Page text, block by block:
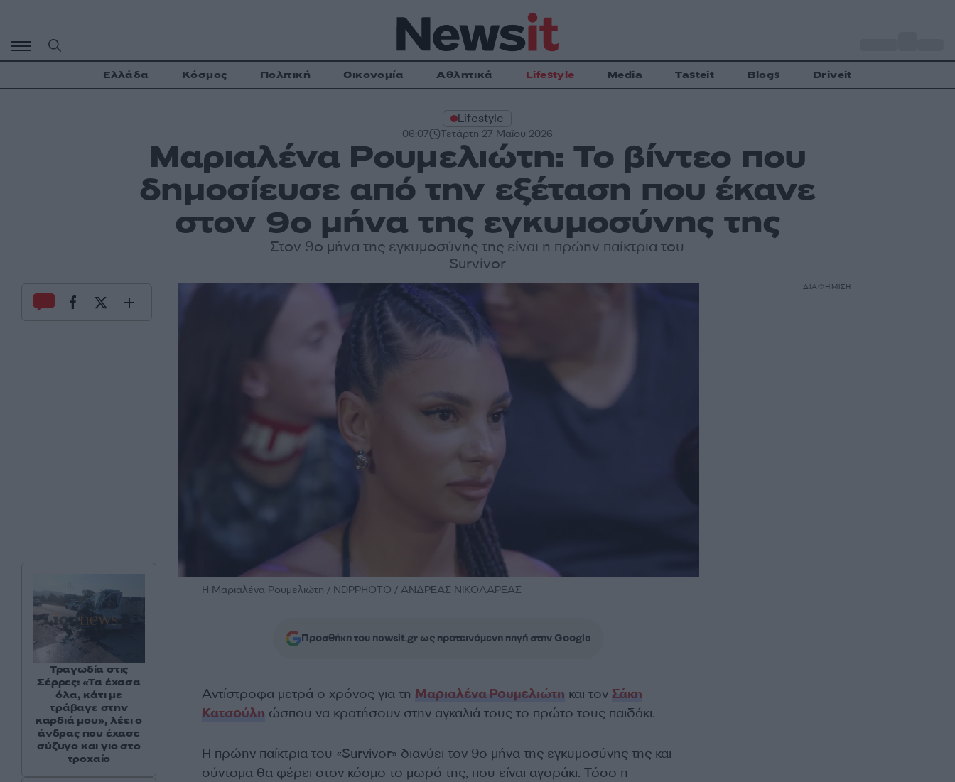
περιεχόμενο
Ελλάδα Κόσμος Πολιτική Οικονομία Αθλητικά Lifestyle Media Tasteit Blogs Driveit
Lifestyle
06:07 Τετάρτη 27 Μαΐου 2026
Μαριαλένα Ρουμελιώτη: Το βίντεο που
δημοσίευσε από την εξέταση που έκανε
στον 9ο μήνα της εγκυμοσύνης της
Στον 9ο μήνα της εγκυμοσύνης της είναι η πρώην παίκτρια του
Survivor
H Μαριαλένα Ρουμελιώτη / NDPPHOTO / ΑΝΔΡΕΑΣ ΝΙΚΟΛΑΡΕΑΣ
Προσθήκη του newsit.gr ως προτεινόμενη πηγή στην Google
Αντίστροφα μετρά ο χρόνος για τη Μαριαλένα Ρουμελιώτη και τον Σάκη
Κατσούλη ώσπου να κρατήσουν στην αγκαλιά τους το πρώτο τους παιδάκι.
Η πρώην παίκτρια του «Survivor» διανύει τον 9ο μήνα της εγκυμοσύνης της και
σύντομα θα φέρει στον κόσμο το μωρό της, που είναι αγοράκι. Τόσο η
Τραγωδία στις
Σέρρες: «Τα έχασα
όλα, κάτι με
τράβαγε στην
καρδιά μου», λέει ο
άνδρας που έχασε
σύζυγο και γιο στο
τροχαίο
ΔΙΑΦΗΜΙΣΗ